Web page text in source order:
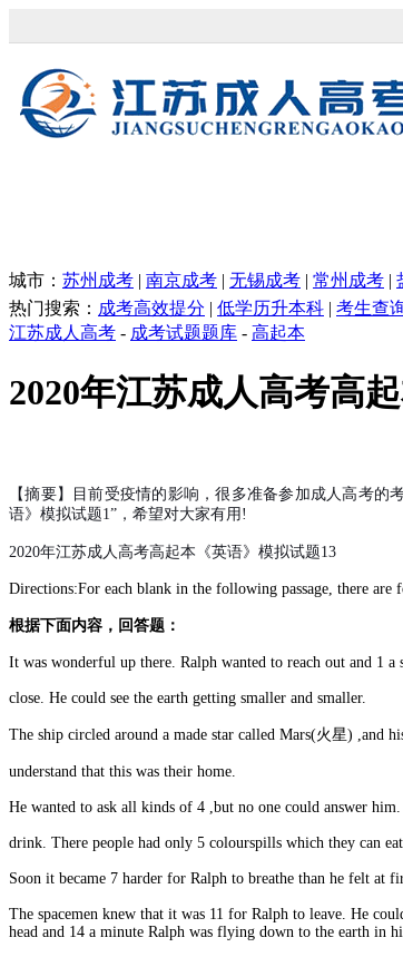
江苏成考网本网站为民间交流网
城市： 苏州成考 | 南京成考 | 无锡成考 | 常州成考 |
热门搜索： 成考高效提分 | 低学历升本科 | 考生查
江苏成人高考 - 成考试题题库 - 高起本
2020年江苏成人高考高
者：
【摘要】目前受疫情的影响，很多准备参加成人高考
语》模拟试题1”，希望对大家有用!
2020年江苏成人高考高起本《英语》模拟试题13
Directions:For each blank in the following passage, there are
根据下面内容，回答题：
It was wonderful up there. Ralph wanted to reach out and 1 a
close. He could see the earth getting smaller and smaller.
The ship circled around a made star called Mars(火星) ,and
understand that this was their home.
He wanted to ask all kinds of 4 ,but no one could answer
drink. There people had only 5 colourspills which they can
Soon it became 7 harder for Ralph to breathe than he felt
The spacemen knew that it was 11 for Ralph to leave. He
head and 14 a minute Ralph was flying down to the earth in